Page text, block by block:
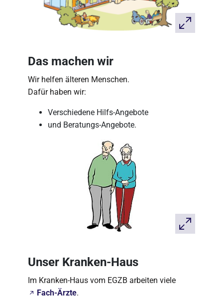
Das machen wir
Wir helfen älteren Menschen.
Dafür haben wir:
Verschiedene Hilfs-Angebote
und Beratungs-Angebote.
Unser Kranken-Haus
Im Kranken-Haus vom EGZB arbeiten viele
Fach-Ärzte.